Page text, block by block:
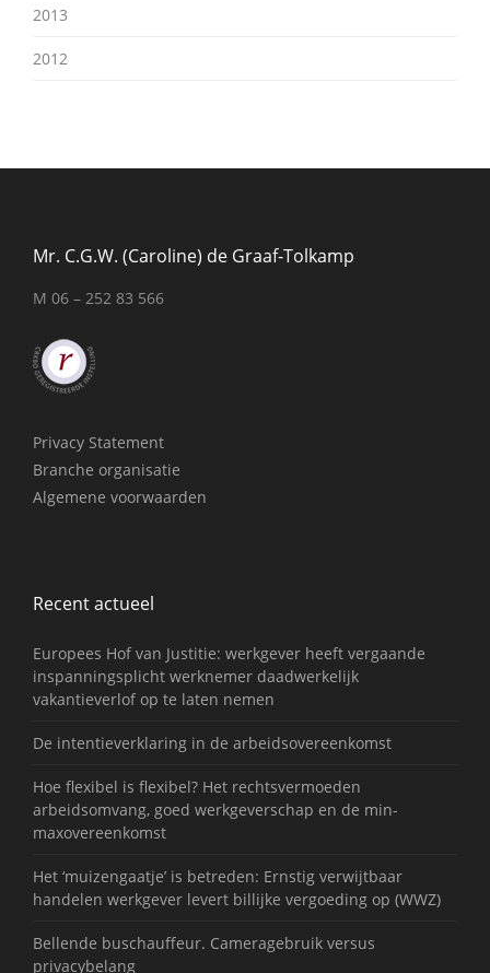
2013
2012
Mr. C.G.W. (Caroline) de Graaf-Tolkamp
M 06 – 252 83 566
Privacy Statement
Branche organisatie
Algemene voorwaarden
Recent actueel
Europees Hof van Justitie: werkgever heeft vergaande
inspanningsplicht werknemer daadwerkelijk
vakantieverlof op te laten nemen
De intentieverklaring in de arbeidsovereenkomst
Hoe flexibel is flexibel? Het rechtsvermoeden
arbeidsomvang, goed werkgeverschap en de min-
maxovereenkomst
Het ‘muizengaatje’ is betreden: Ernstig verwijtbaar
handelen werkgever levert billijke vergoeding op (WWZ)
Bellende buschauffeur. Cameragebruik versus
privacybelang